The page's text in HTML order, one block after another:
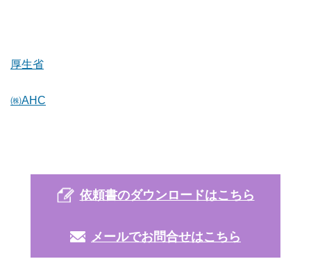
厚生省
㈱AHC
依頼書のダウンロードはこちら
メールでお問合せはこちら